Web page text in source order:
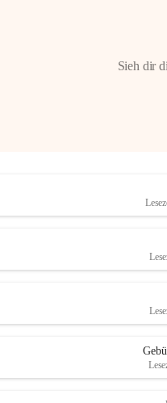
Sieh dir